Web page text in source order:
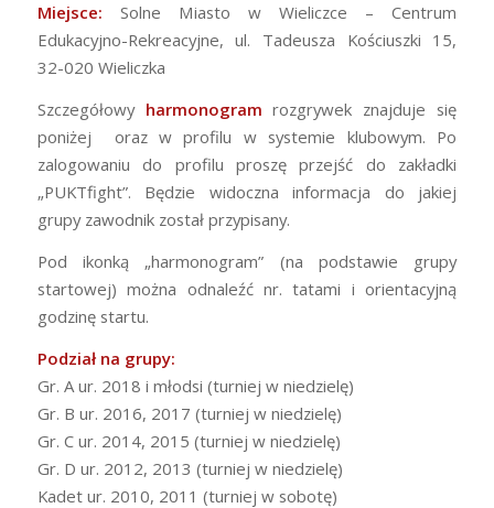
Miejsce: Solne Miasto w Wieliczce – Centrum
Edukacyjno-Rekreacyjne, ul. Tadeusza Kościuszki 15,
32-020 Wieliczka
Szczegółowy harmonogram rozgrywek znajduje się
poniżej oraz w profilu w systemie klubowym. Po
zalogowaniu do profilu proszę przejść do zakładki
„PUKTfight”. Będzie widoczna informacja do jakiej
grupy zawodnik został przypisany.
Pod ikonką „harmonogram” (na podstawie grupy
startowej) można odnaleźć nr. tatami i orientacyjną
godzinę startu.
Podział na grupy:
Gr. A ur. 2018 i młodsi (turniej w niedzielę)
Gr. B ur. 2016, 2017 (turniej w niedzielę)
Gr. C ur. 2014, 2015 (turniej w niedzielę)
Gr. D ur. 2012, 2013 (turniej w niedzielę)
Kadet ur. 2010, 2011 (turniej w sobotę)